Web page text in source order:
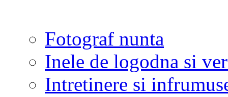
Fotograf nunta
Inele de logodna si
Intretinere si